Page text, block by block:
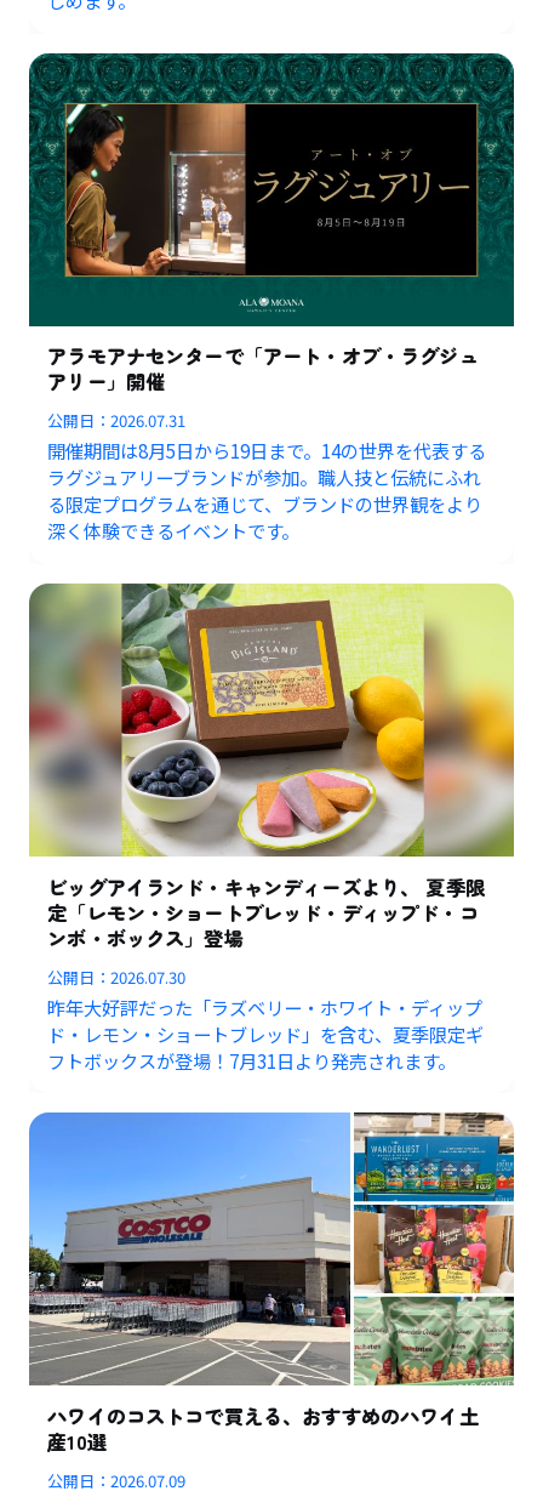
アラモアナセンターで「アート・オブ・ラグジュ
アリー」開催
公開日：2026.07.31
開催期間は8月5日から19日まで。14の世界を代表する
ラグジュアリーブランドが参加。職人技と伝統にふれ
る限定プログラムを通じて、ブランドの世界観をより
深く体験できるイベントです。
ビッグアイランド・キャンディーズより、 夏季限
定「レモン・ショートブレッド・ディップド・コ
ンボ・ボックス」登場
公開日：2026.07.30
昨年大好評だった「ラズベリー・ホワイト・ディップ
ド・レモン・ショートブレッド」を含む、夏季限定ギ
フトボックスが登場！7月31日より発売されます。
ハワイのコストコで買える、おすすめのハワイ土
産10選
公開日：2026.07.09